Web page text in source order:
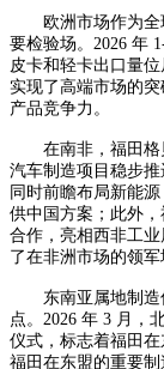
欧洲市场作为全
要检验场。2026 年
皮卡和轻卡出口量
实现了高端市场的
产品竞争力。
在南非，福田格
汽车制造项目稳步推
同时前瞻布局新能
供中国方案；此外
合作，亮相西非工
了在非洲市场的领军
东南亚属地制造
点。2026 年 3 月，
仪式，标志着福田
福田在东盟的重要